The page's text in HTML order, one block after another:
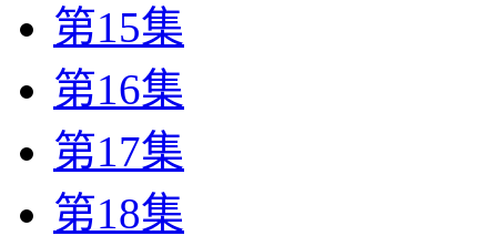
第15集
第16集
第17集
第18集